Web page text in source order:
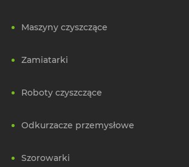
Maszyny czyszczące
Zamiatarki
Roboty czyszczące
Odkurzacze przemysłowe
Szorowarki